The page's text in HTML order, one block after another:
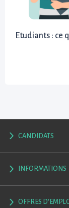
Etudiants : ce
CANDIDATS
INFORMATIONS
OFFRES